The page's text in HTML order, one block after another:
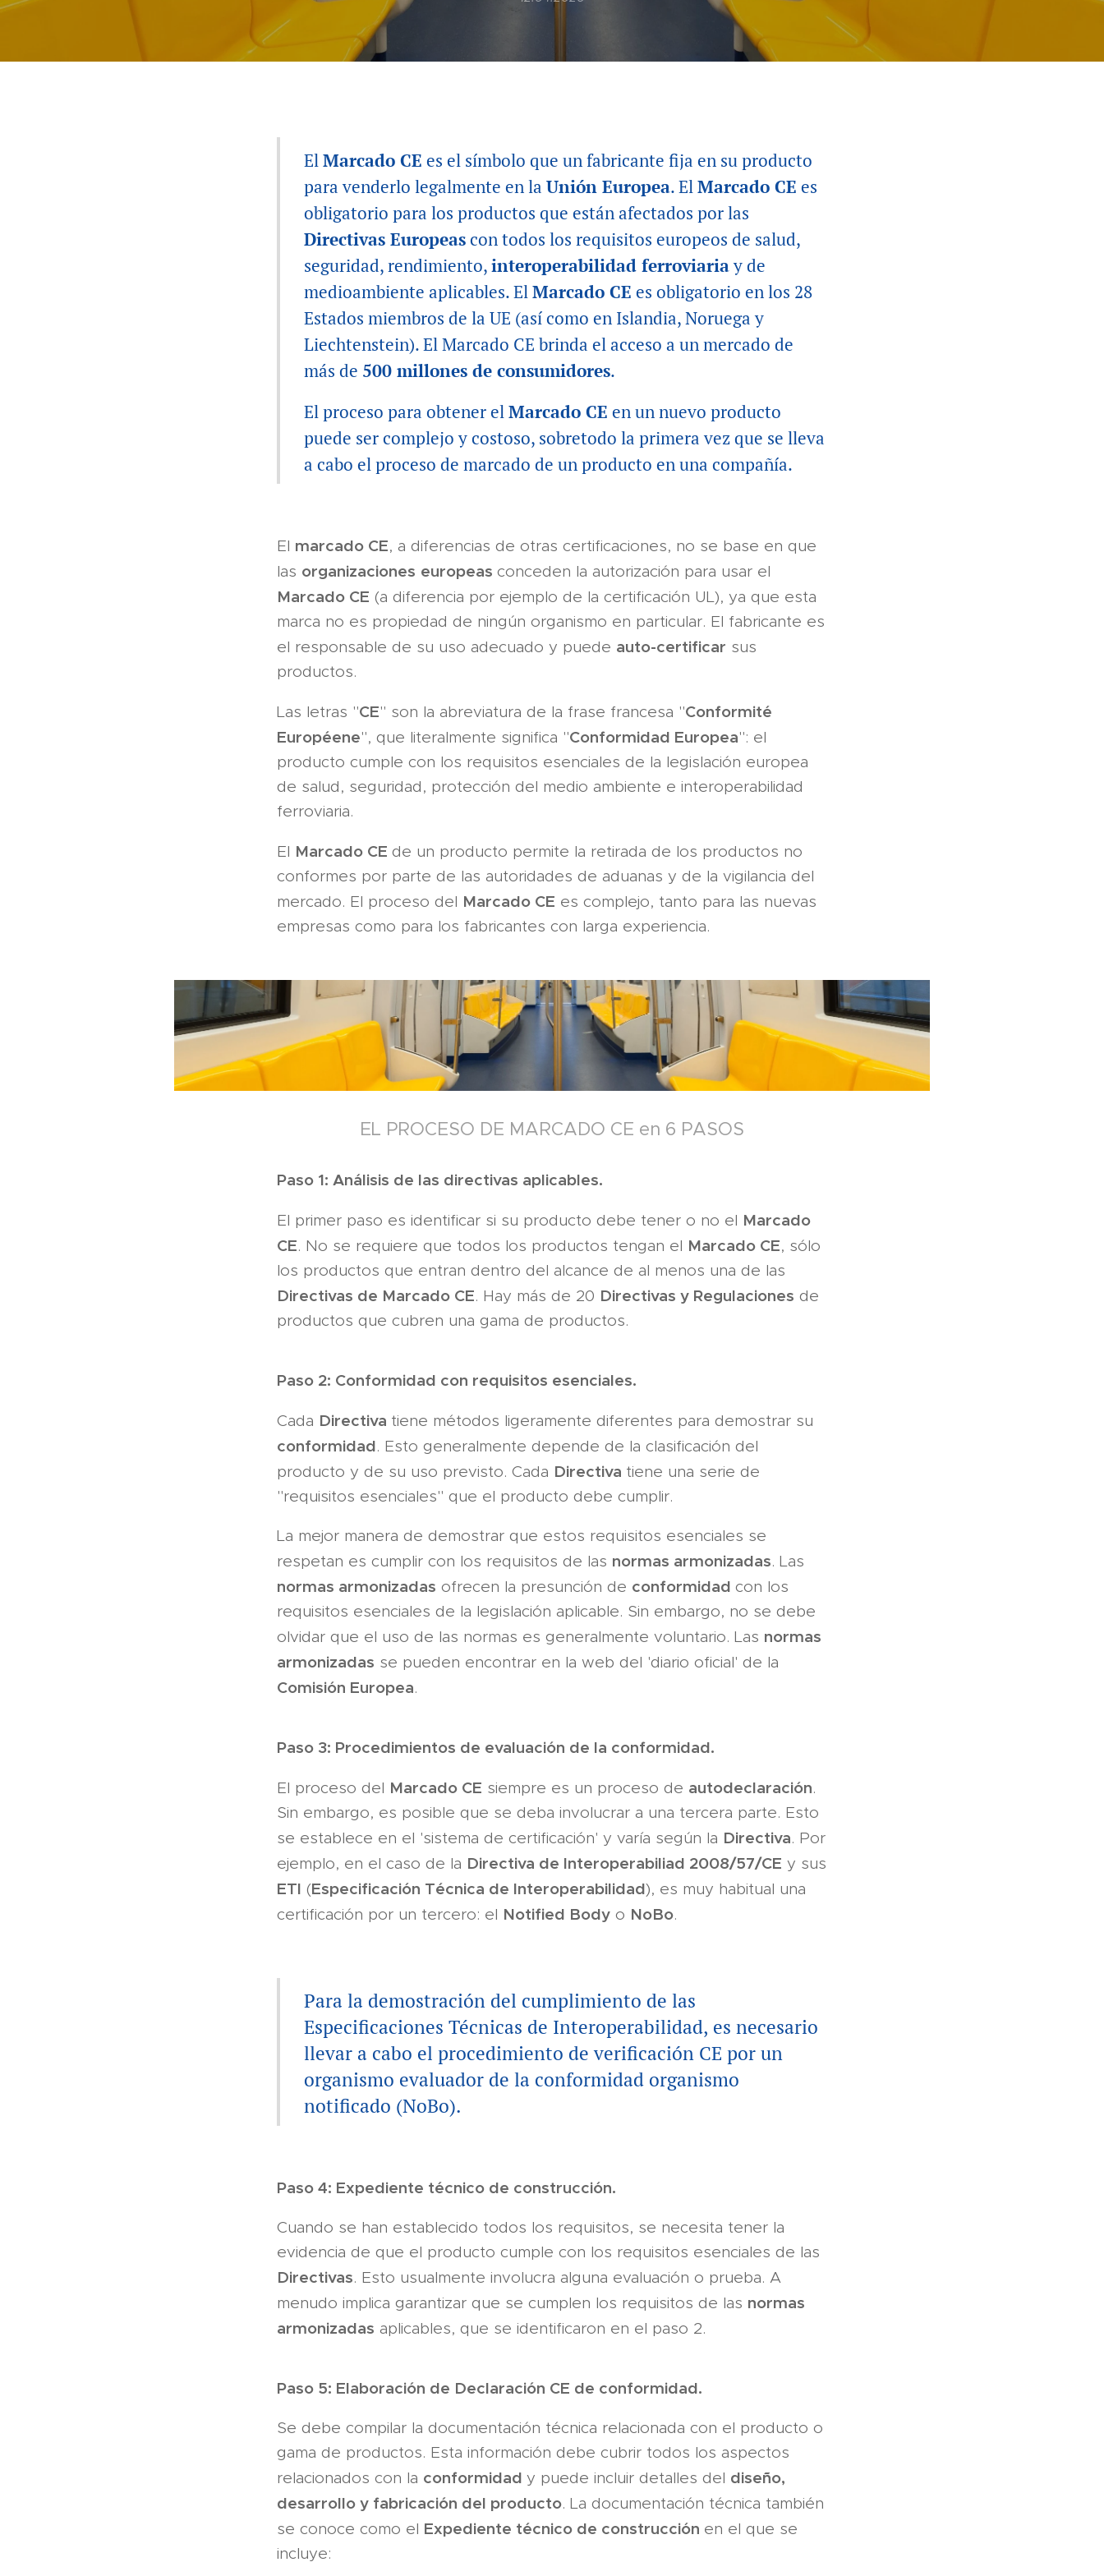
ElMarcado CE es el símbolo que un fabricante fija en su producto
para venderlo legalmente en la Unión Eu­ropea. ElMarcado CE es
obligatorio para los productos que están afec­tados por las
Directivas Europeascon todos los requisitos europeos de salud,
seguridad, rendimiento,interoperabilidad ferroviariay de
medioambiente aplicables. ElMarcado CE es obligatorio en los 28
Estados miembros de la UE (así como en Islandia, Noruega y
Liechtenstein). El Marcado CE brin­da el acceso a un mercado de
más de 500 millones de consumidores.
El proceso para obtener elMarcado CE en un nuevo producto
puede ser complejo y costoso, sobretodo la primera vez que se lleva
a cabo el proceso de marcado de un producto en una compañía.
El marcado CE, a diferencias de otras certificaciones, no se base en que
las organizaciones europeas conceden la autorización para usar el
Marcado CE (a diferencia por ejemplo de la certificación UL), ya que esta
marca no es propiedad de ningún organismo en particular. El fabricante es
el responsable de su uso adecuado y puede auto-certificar sus
productos.
Las le­tras "CE" son la abreviatura de la frase francesa "Conformité
Européene", que literalmente significa "Conformi­dad Europea": el
producto cumple con los requisitos esenciales de la legislación europea
de salud, seguri­dad, protección del medio ambien­te e interoperabilidad
ferroviaria.
El Marcado CE de un producto permite la retirada de los productos no
conformes por parte de las auto­ridades de aduanas y de la vigilancia del
mercado. El proceso del Marcado CE es complejo, tanto para las nuevas
empresas como para los fabricantes con larga experiencia.
EL PROCESO DE MARCADO CE en 6 PASOS
Paso 1: Análisis de las directivas aplicables.
El primer paso es identi­ficar si su producto debe tener o no el Marcado
CE. No se requiere que todos los productos tengan el Marca­do CE, sólo
los productos que entran dentro del alcance de al menos una de las
Directivas de Marcado CE. Hay más de 20 Directivas y Regulaciones de
productos que cubren una gama de productos.
Paso 2: Conformidad con requi­sitos esenciales.
Cada Directiva tie­ne métodos ligeramente diferentes para demostrar su
conformidad. Esto generalmente depende de la clasifi­cación del
producto y de su uso pre­visto. Cada Directiva tiene una serie de
"requisitos esenciales" que el pro­ducto debe cumplir.
La mejor manera de demostrar que estos requisitos esenciales se
respetan es cumplir con los requisitos de las normas armoniza­das. Las
normas armonizadas ofrecen la presunción de conformidad con los
requisitos esenciales de la legislación aplicable. Sin embargo, no se debe
olvidar que el uso de las normas es generalmente voluntario. Las normas
armonizadas se pueden encontrar en la web del 'diario oficial' de la
Comi­sión Europea.
Paso 3: Procedimientos de evalua­ción de la conformidad.
El proceso del Marcado CE siempre es un proceso de autodeclaración.
Sin embargo, es posible que se deba involucrar a una tercera parte. Esto
se establece en el 'sistema de certificación' y varía según la Directiva. Por
ejemplo, en el caso de la Directiva de Interoperabiliad 2008/57/CE y sus
ETI (Especificación Técnica de Interoperabilidad), es muy habitual una
certificación por un tercero: el Notified Body o NoBo.
Para la demostración del cumplimiento de las
Especificaciones Técnicas de Interoperabilidad, es necesario
llevar a cabo el procedimiento de verificación CE por un
organismo evaluador de la conformidad organismo
notificado (NoBo).
Paso 4: Expediente técnico de construcción.
Cuando se han estable­cido todos los requisitos, se necesita tener la
evidencia de que el producto cumple con los requisitos esenciales de las
Directivas. Esto usualmente involucra alguna evaluación o prueba. A
menudo implica garantizar que se cumplen los requisitos de las normas
armonizadas aplicables, que se iden­tificaron en el paso 2.
Paso 5: Elaboración de Declaración CE de conformidad.
Se debe compilar la documentación técnica relacionada con el producto o
gama de produc­tos. Esta información debe cubrir to­dos los aspectos
relacionados con la conformidad y puede incluir detalles del diseño,
desarrollo y fabricación del producto. La documentación técnica también
se conoce como el Expedien­te técnico de construcción en el que se
incluye: